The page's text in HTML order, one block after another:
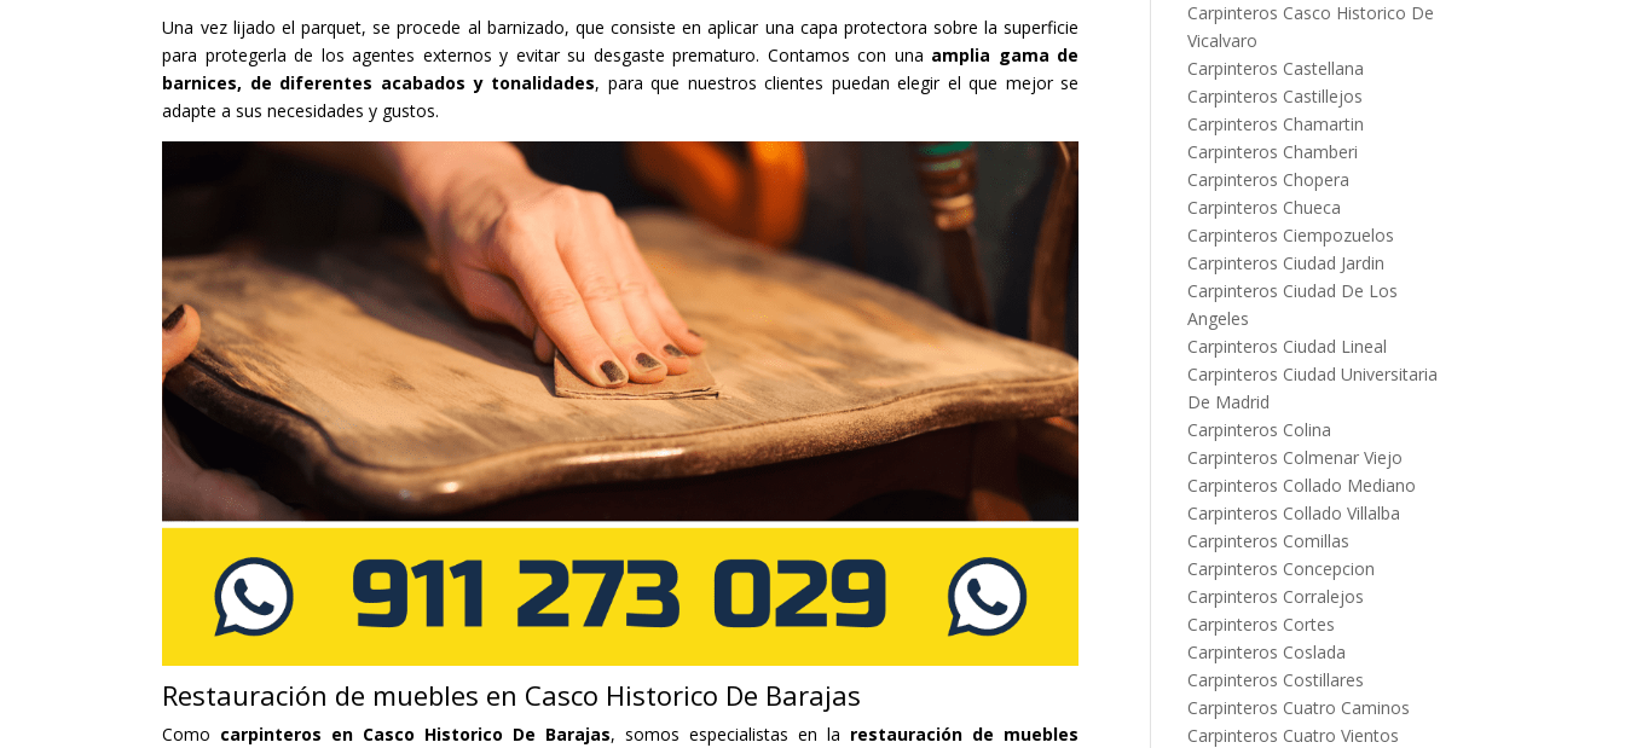
Una vez lijado el parquet, se procede al barnizado, que consiste en aplicar una capa protectora sobre la superficie
para protegerla de los agentes externos y evitar su desgaste prematuro. Contamos con una amplia gama de
barnices, de diferentes acabados y tonalidades, para que nuestros clientes puedan elegir el que mejor se
adapte a sus necesidades y gustos.
Restauración de muebles en Casco Historico De Barajas
Como carpinteros en Casco Historico De Barajas, somos especialistas en la restauración de muebles
Carpinteros Casco Historico De
Vicalvaro
Carpinteros Castellana
Carpinteros Castillejos
Carpinteros Chamartin
Carpinteros Chamberi
Carpinteros Chopera
Carpinteros Chueca
Carpinteros Ciempozuelos
Carpinteros Ciudad Jardin
Carpinteros Ciudad De Los
Angeles
Carpinteros Ciudad Lineal
Carpinteros Ciudad Universitaria
De Madrid
Carpinteros Colina
Carpinteros Colmenar Viejo
Carpinteros Collado Mediano
Carpinteros Collado Villalba
Carpinteros Comillas
Carpinteros Concepcion
Carpinteros Corralejos
Carpinteros Cortes
Carpinteros Coslada
Carpinteros Costillares
Carpinteros Cuatro Caminos
Carpinteros Cuatro Vientos